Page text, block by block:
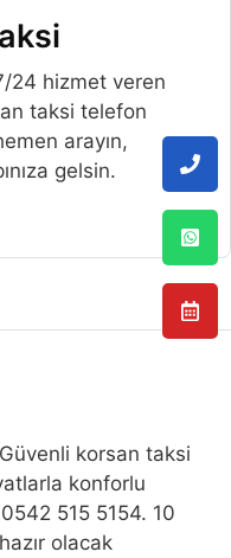
24 hizmet veren
taksi telefon
arayın,
gelsin.
korsan taksi
konforlu
515 5154. 10
olacak